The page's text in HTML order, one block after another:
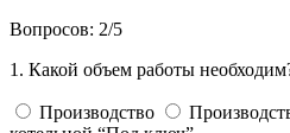
Вопросов: 2/5
1. Какой объем работы
Производство